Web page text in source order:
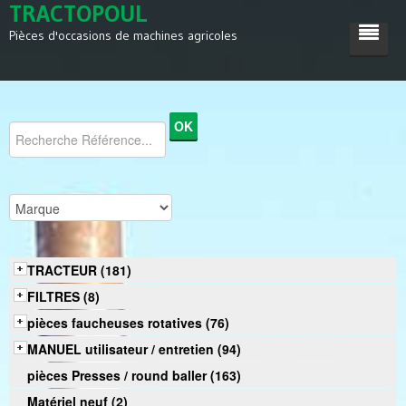
TRACTOPOUL
Pièces d'occasions de machines agricoles
TRACTEUR (181)
FILTRES (8)
pièces faucheuses rotatives (76)
MANUEL utilisateur / entretien (94)
pièces Presses / round baller (163)
Matériel neuf (2)
TRACTEUR
DIVERS
SATISFACTIONS
CONTACT